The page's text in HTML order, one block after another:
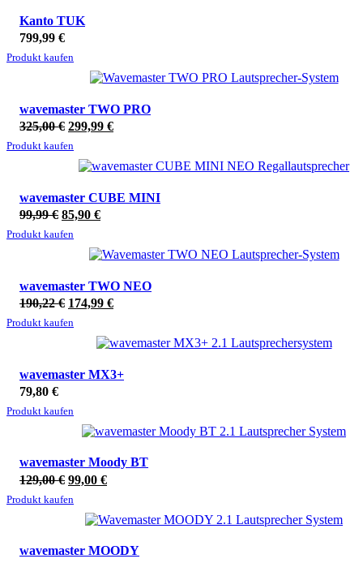
Kanto TUK
799,99 €
Produkt kaufen
wavemaster TWO PRO
325,00€ Ursprünglicher
war:
325,00 €
299,99 €Aktueller
299,99 €.
Produkt kaufen
wavemaster CUBE MINI
99,99€ Ursprünglicher
Preis
war:
99,99 €
85,90 €Aktueller
85,90 €.
Produkt kaufen
wavemaster TWO NEO
190,22€ Ursprünglicher
war:
190,22 €
174,99 €Aktueller
174,99 €.
Produkt kaufen
wavemaster MX3+
79,80 €
Produkt kaufen
wavemaster Moody BT
129,00€ Ursprünglicher
war:
129,00 €
99,00 €Aktueller
99,00 €.
Produkt kaufen
wavemaster MOODY